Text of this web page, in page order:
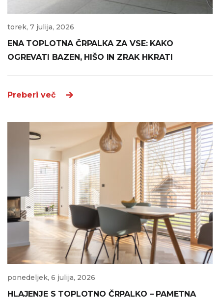
torek, 7 julija, 2026
ENA TOPLOTNA ČRPALKA ZA VSE: KAKO
OGREVATI BAZEN, HIŠO IN ZRAK HKRATI
Preberi več
ponedeljek, 6 julija, 2026
HLAJENJE S TOPLOTNO ČRPALKO – PAMETNA